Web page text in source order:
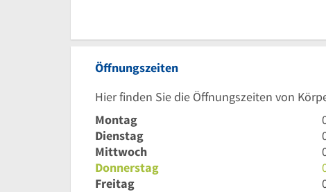
Öffnungszeiten
Hier finden Sie die Öffnungszeiten von
Montag
Dienstag
Mittwoch
Donnerstag
Freitag